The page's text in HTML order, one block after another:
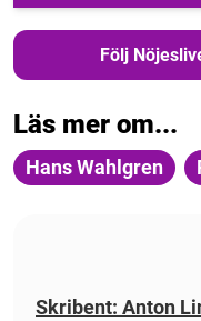
Följ
Läs mer om...
Hans Wahlgren
Skribent: Anton